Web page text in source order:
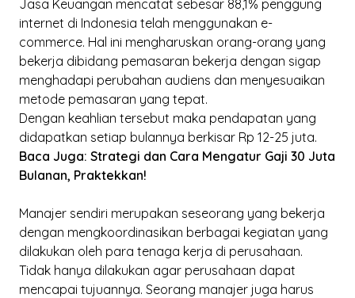
Jasa Keuangan mencatat sebesar 88,1% penggung
internet di Indonesia telah menggunakan e-
commerce. Hal ini mengharuskan orang-orang yang
bekerja dibidang pemasaran bekerja dengan sigap
menghadapi perubahan audiens dan menyesuaikan
metode pemasaran yang tepat.
Dengan keahlian tersebut maka pendapatan yang
didapatkan setiap bulannya berkisar Rp 12-25 juta.
Baca Juga: Strategi dan Cara Mengatur Gaji 30 Juta
Bulanan, Praktekkan!
Manajer sendiri merupakan seseorang yang bekerja
dengan mengkoordinasikan berbagai kegiatan yang
dilakukan oleh para tenaga kerja di perusahaan.
Tidak hanya dilakukan agar perusahaan dapat
mencapai tujuannya. Seorang manajer juga harus